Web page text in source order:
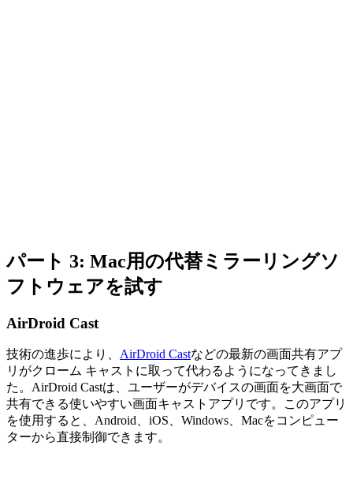
パート 3: Mac用の代替ミラーリングソ
フトウェアを試す
AirDroid Cast
技術の進歩により、 AirDroid Castなどの最新の画面共有アプ
リがクローム キャストに取って代わるようになってきまし
た。AirDroid Castは、ユーザーがデバイスの画面を大画面で
共有できる使いやすい画面キャストアプリです。このアプリ
を使用すると、Android、iOS、Windows、Macをコンピュー
ターから直接制御できます。